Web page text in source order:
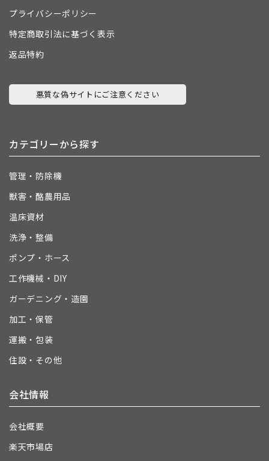
プライバシーポリシー
特定商取引法に基づく表示
返品特約
悪質な偽サイトにご注意ください
カテゴリーから探す
管理・防除機
獣害・酪農用品
温床資材
洗浄・整備
ポンプ・ホース
工作機械・DIY
ガーデニング・造園
加工・保管
運搬・包装
住設・その他
会社情報
会社概要
楽天市場店